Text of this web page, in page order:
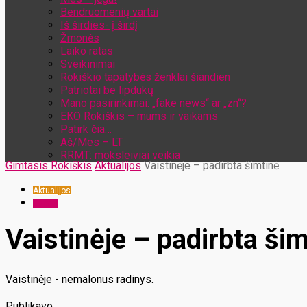
Bendruomenių vartai
Iš širdies- į širdį
Žmonės
Laiko ratas
Sveikinimai
Rokiškio tapatybės ženklai šiandien
Patriotai be lipdukų
Mano pasirinkimai: „fake news“ ar „zn“?
EKO Rokiškis – mums ir vaikams
Patirk čia…
Aš/Mes – LT
RRMT: moksleiviai veikia
Gimtasis Rokiškis Aktualijos Vaistinėje – padirbta šimtinė
Aktualijos
Vaistinėje – padirbta
Vaistinėje - nemalonus radinys.